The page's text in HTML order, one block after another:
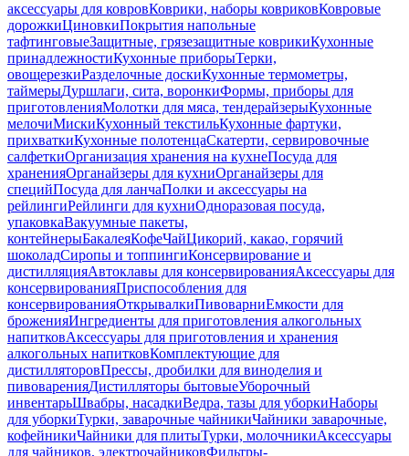
аксессуары для ковровКоврики, наборы ковриковКовровые
дорожкиЦиновкиПокрытия напольные
тафтинговыеЗащитные, грязезащитные коврикиКухонные
принадлежностиКухонные приборыТерки,
овощерезкиРазделочные доскиКухонные термометры,
таймерыДуршлаги, сита, воронкиФормы, приборы для
приготовленияМолотки для мяса, тендерайзерыКухонные
мелочиМискиКухонный текстильКухонные фартуки,
прихваткиКухонные полотенцаСкатерти, сервировочные
салфеткиОрганизация хранения на кухнеПосуда для
храненияОрганайзеры для кухниОрганайзеры для
специйПосуда для ланчаПолки и аксессуары на
рейлингиРейлинги для кухниОдноразовая посуда,
упаковкаВакуумные пакеты,
контейнерыБакалеяКофеЧайЦикорий, какао, горячий
шоколадСиропы и топпингиКонсервирование и
дистилляцияАвтоклавы для консервированияАксессуары для
консервированияПриспособления для
консервированияОткрывалкиПивоварниЕмкости для
броженияИнгредиенты для приготовления алкогольных
напитковАксессуары для приготовления и хранения
алкогольных напитковКомплектующие для
дистилляторовПрессы, дробилки для виноделия и
пивоваренияДистилляторы бытовыеУборочный
инвентарьШвабры, насадкиВедра, тазы для уборкиНаборы
для уборкиТурки, заварочные чайникиЧайники заварочные,
кофейникиЧайники для плитыТурки, молочникиАксессуары
для чайников, электрочайниковФильтры-